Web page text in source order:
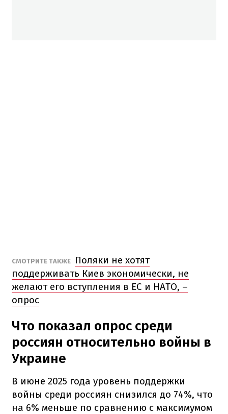
СМОТРИТЕ ТАКЖЕ
Поляки не хотят
поддерживать Киев экономически, не
желают его вступления в ЕС и НАТО, –
опрос
Что показал опрос среди
россиян относительно войны в
Украине
В июне 2025 года уровень поддержки
войны среди россиян снизился до 74%, что
на 6% меньше по сравнению с максимумом